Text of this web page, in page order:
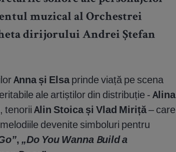
muzical al Orchestrei
dirijorului Andrei Ștefan
Anna și Elsa prinde viață pe scena
ale artiștilor din distribuție - Alina
, tenorii Alin Stoica și Vlad Miriță– care
devenite simboluri pentru
, „Do You Wanna Build a